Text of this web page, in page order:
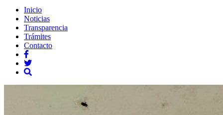
Inicio
Noticias
Transparencia
Trámites
Contacto